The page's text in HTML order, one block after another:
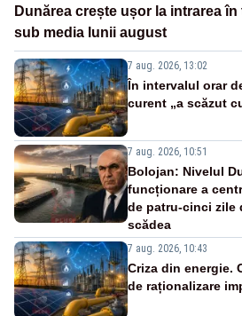
Dunărea crește ușor la intrarea
sub media lunii august
7 aug. 2026, 13:02
În intervalul orar
curent „a scăzut
7 aug. 2026, 10:51
Bolojan: Nivelul
funcționare a
de patru-cinci zile
scădea
7 aug. 2026, 10:43
Criza din energie.
de raționalizare